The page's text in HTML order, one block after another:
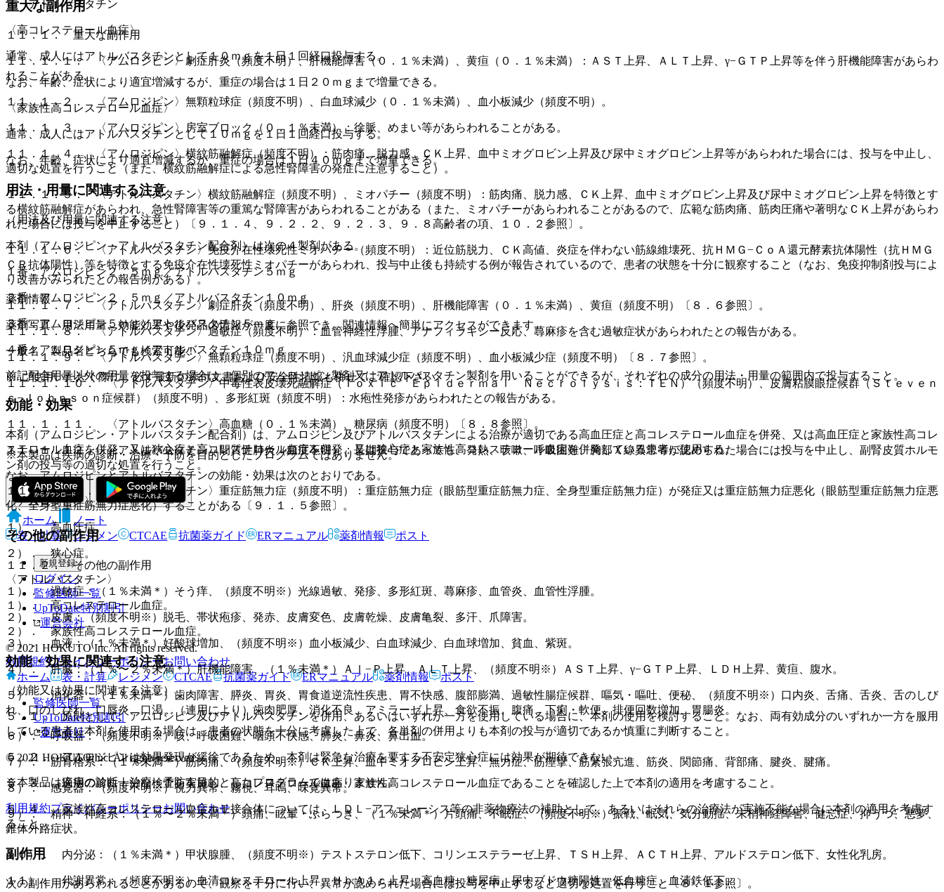
重大な副作用
１１．１． 重大な副作用
１１．１．１． 〈アムロジピン〉劇症肝炎（頻度不明）、肝機能障害（０．１％未満）、黄疸（０．１％未満）：ＡＳＴ上昇、ＡＬＴ上昇、γ−ＧＴＰ上昇等を伴う肝機能障害があらわ
れることがある。
１１．１．２． 〈アムロジピン〉無顆粒球症（頻度不明）、白血球減少（０．１％未満）、血小板減少（頻度不明）。
１１．１．３． 〈アムロジピン〉房室ブロック（０．１％未満）：徐脈、めまい等があらわれることがある。
１１．１．４． 〈アムロジピン〉横紋筋融解症（頻度不明）：筋肉痛、脱力感、ＣＫ上昇、血中ミオグロビン上昇及び尿中ミオグロビン上昇等があらわれた場合には、投与を中止し、
適切な処置を行うこと（また、横紋筋融解症による急性腎障害の発症に注意すること）。
１１．１．５． 〈アトルバスタチン〉横紋筋融解症（頻度不明）、ミオパチー（頻度不明）：筋肉痛、脱力感、ＣＫ上昇、血中ミオグロビン上昇及び尿中ミオグロビン上昇を特徴とす
る横紋筋融解症があらわれ、急性腎障害等の重篤な腎障害があらわれることがある（また、ミオパチーがあらわれることがあるので、広範な筋肉痛、筋肉圧痛や著明なＣＫ上昇があらわ
れた場合には投与を中止すること）〔９．１．４、９．２．２、９．２．３、９．８高齢者の項、１０．２参照〕。
１１．１．６． 〈アトルバスタチン〉免疫介在性壊死性ミオパチー（頻度不明）：近位筋脱力、ＣＫ高値、炎症を伴わない筋線維壊死、抗ＨＭＧ−ＣｏＡ還元酵素抗体陽性（抗ＨＭＧ
ＣＲ抗体陽性）等を特徴とする免疫介在性壊死性ミオパチーがあらわれ、投与中止後も持続する例が報告されているので、患者の状態を十分に観察すること（なお、免疫抑制剤投与によ
り改善がみられたとの報告例がある）。
１１．１．７． 〈アトルバスタチン〉劇症肝炎（頻度不明）、肝炎（頻度不明）、肝機能障害（０．１％未満）、黄疸（頻度不明）〔８．６参照〕。
１１．１．８． 〈アトルバスタチン〉過敏症（頻度不明）：血管神経性浮腫、アナフィラキシー反応、蕁麻疹を含む過敏症状があらわれたとの報告がある。
１１．１．９． 〈アトルバスタチン〉無顆粒球症（頻度不明）、汎血球減少症（頻度不明）、血小板減少症（頻度不明）〔８．７参照〕。
１１．１．１０． 〈アトルバスタチン〉中毒性表皮壊死融解症（Ｔｏｘｉｃ Ｅｐｉｄｅｒｍａｌ Ｎｅｃｒｏｌｙｓｉｓ：ＴＥＮ）（頻度不明）、皮膚粘膜眼症候群（Ｓｔｅｖｅｎ
ｓ−Ｊｏｈｎｓｏｎ症候群）（頻度不明）、多形紅斑（頻度不明）：水疱性発疹があらわれたとの報告がある。
１１．１．１１． 〈アトルバスタチン〉高血糖（０．１％未満）、糖尿病（頻度不明）〔８．８参照〕。
１１．１．１２． 〈アトルバスタチン〉間質性肺炎（頻度不明）：長期投与であっても、発熱、咳嗽、呼吸困難、胸部Ｘ線異常等が認められた場合には投与を中止し、副腎皮質ホルモ
ン剤の投与等の適切な処置を行うこと。
１１．１．１３． 〈アトルバスタチン〉重症筋無力症（頻度不明）：重症筋無力症（眼筋型重症筋無力症、全身型重症筋無力症）が発症又は重症筋無力症悪化（眼筋型重症筋無力症悪
化、全身型重症筋無力症悪化）することがある〔９．１．５参照〕。
その他の副作用
１１．２． その他の副作用
１）． 過敏症：（１％未満＊）そう痒、（頻度不明※）光線過敏、発疹、多形紅斑、蕁麻疹、血管炎、血管性浮腫。
２）． 皮膚：（頻度不明※）脱毛、帯状疱疹、発赤、皮膚変色、皮膚乾燥、皮膚亀裂、多汗、爪障害。
３）． 血液：（１％未満＊）好酸球増加、（頻度不明※）血小板減少、白血球減少、白血球増加、貧血、紫斑。
４）． 肝臓：（１％〜２％未満＊）肝機能障害、（１％未満＊）Ａｌ−Ｐ上昇、ＡＬＴ上昇、（頻度不明※）ＡＳＴ上昇、γ−ＧＴＰ上昇、ＬＤＨ上昇、黄疸、腹水。
５）． 消化器：（１％未満＊）歯肉障害、膵炎、胃炎、胃食道逆流性疾患、胃不快感、腹部膨満、過敏性腸症候群、嘔気・嘔吐、便秘、（頻度不明※）口内炎、舌痛、舌炎、舌のしび
れ、口のしびれ、口唇炎、口渇、（連用により）歯肉肥厚、消化不良、アミラーゼ上昇、食欲不振、腹痛、下痢・軟便、排便回数増加、胃腸炎。
６）． 呼吸器：（頻度不明※）咳、呼吸困難、咽頭不快感、肺炎、鼻炎、鼻出血。
７）． 筋骨格系：（１％未満＊）筋肉痛、（頻度不明※）ＣＫ上昇、血中ミオグロビン上昇、無力症、筋痙攣、筋緊張亢進、筋炎、関節痛、背部痛、腱炎、腱痛。
８）． 感覚器：（頻度不明※）視力異常、霧視、耳鳴、味覚異常。
９）． 精神・神経系：（１％〜２％未満＊）頭痛、眩暈・ふらつき、（１％未満＊）片頭痛、不眠症、（頻度不明※）振戦、眠気、気分動揺、末梢神経障害、健忘症、抑うつ、悪夢、
錐体外路症状。
１０）． 内分泌：（１％未満＊）甲状腺腫、（頻度不明※）テストステロン低下、コリンエステラーゼ上昇、ＴＳＨ上昇、ＡＣＴＨ上昇、アルドステロン低下、女性化乳房。
１１）． 代謝異常：（頻度不明※）血清コレステロール上昇、ＨｂＡ１ｃ上昇、高血糖、糖尿病、尿中ブドウ糖陽性、低血糖症、血清鉄低下。
・ アトルバスタチン
〈高コレステロール血症〉
通常、成人にはアトルバスタチンとして１０ｍｇを１日１回経口投与する。
なお、年齢、症状により適宜増減するが、重症の場合は１日２０ｍｇまで増量できる。
〈家族性高コレステロール血症〉
通常、成人にはアトルバスタチンとして１０ｍｇを１日１回経口投与する。
なお、年齢、症状により適宜増減するが、重症の場合は１日４０ｍｇまで増量できる。
用法・用量に関連する注意
（用法及び用量に関連する注意）
本剤（アムロジピン・アトルバスタチン配合剤）は次の４製剤がある。
１番：アムロジピン２．５ｍｇ／アトルバスタチン５ｍｇ
２番：アムロジピン２．５ｍｇ／アトルバスタチン１０ｍｇ
３番：アムロジピン５ｍｇ／アトルバスタチン５ｍｇ
４番：アムロジピン５ｍｇ／アトルバスタチン１０ｍｇ
前記配合用量以外の用量を投与する場合は、個別のアムロジピン製剤又はアトルバスタチン製剤を用いることができるが、それぞれの成分の用法・用量の範囲内で投与すること。
効能・効果
本剤（アムロジピン・アトルバスタチン配合剤）は、アムロジピン及びアトルバスタチンによる治療が適切である高血圧症と高コレステロール血症を併発、又は高血圧症と家族性高コレ
ステロール血症を併発、又は狭心症と高コレステロール血症を併発、又は狭心症と家族性高コレステロール血症を併発している患者に使用する。
なお、アムロジピンとアトルバスタチンの効能・効果は次のとおりである。
〈アムロジピン〉
１）． 高血圧症。
２）． 狭心症。
〈アトルバスタチン〉
１）． 高コレステロール血症。
２）． 家族性高コレステロール血症。
効能・効果に関連する注意
（効能又は効果に関連する注意）
５．１． 原則として、アムロジピン及びアトルバスタチンを併用、あるいはいずれか一方を使用している場合に、本剤の使用を検討すること。なお、両有効成分のいずれか一方を服用
している患者に本剤を使用する場合は、患者の状態を十分に考慮した上で、各単剤の併用よりも本剤の投与が適切であるか慎重に判断すること。
５．２． アムロジピンは効果発現が緩徐であるため、本剤は緊急な治療を要する不安定狭心症には効果が期待できない。
５．３． 適用の前に十分な検査を実施し、高コレステロール血症、家族性高コレステロール血症であることを確認した上で本剤の適用を考慮すること。
５．４． 家族性高コレステロール血症ホモ接合体については、ＬＤＬ−アフェレーシス等の非薬物療法の補助として、あるいはそれらの治療法が実施不能な場合に本剤の適用を考慮す
ること。
副作用
次の副作用があらわれることがあるので、観察を十分に行い、異常が認められた場合には投与を中止するなど適切な処置を行うこと〔８．１参照〕。
薬剤情報
薬剤写真、用法用量、効能効果や後発品の情報が一度に参照でき、関連情報へ簡単にアクセスができます。
一般名、製品名どちらでも検索可能！
※ ご使用いただく際に、必ず最新の添付文書および安全性情報も併せてご確認下さい。
※本製品は疾病の診断・治療・予防を目的としたプログラムではありません。
ホーム
ノート
表・計算
レジメン CTCAE 抗菌薬ガイド ERマニュアル 薬剤情報 ポスト
新規登録
ログイン
監修医師一覧
UpToDate特別割引
運営会社
© 2021 HOKUTO Inc. All rights reserved.
利用規約プライバシーポリシーお問い合わせ
ホーム
表・計算 レジメン CTCAE 抗菌薬ガイド ERマニュアル 薬剤情報 ポスト
監修医師一覧
UpToDate特別割引
運営会社
© 2021 HOKUTO Inc. All rights reserved.
※本製品は疾病の診断・治療・予防を目的としたプログラムではありません。
利用規約プライバシーポリシーお問い合わせ